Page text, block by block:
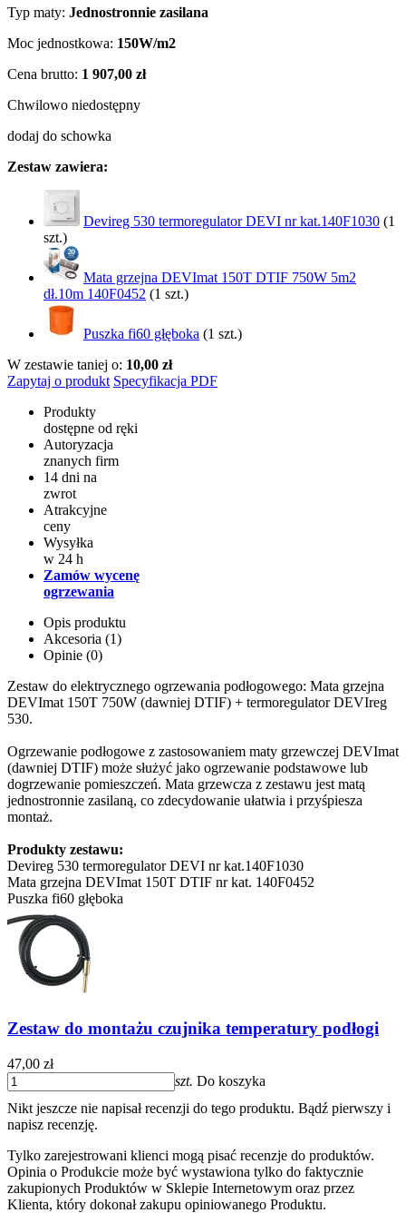
Typ maty: Jednostronnie zasilana
Moc jednostkowa: 150W/m2
Cena brutto: 1 907,00 zł
Chwilowo niedostępny
dodaj do schowka
Zestaw zawiera:
Devireg 530 termoregulator DEVI nr kat.140F1030 (1
szt.)
Mata grzejna DEVImat 150T DTIF 750W 5m2
dł.10m 140F0452 (1 szt.)
Puszka fi60 głęboka (1 szt.)
W zestawie taniej o: 10,00 zł
Zapytaj o produkt Specyfikacja PDF
Produkty
dostępne od ręki
Autoryzacja
znanych firm
14 dni na
zwrot
Atrakcyjne
ceny
Wysyłka
w 24 h
Zamów wycenę
ogrzewania
Opis produktu
Akcesoria (1)
Opinie (0)
Zestaw do elektrycznego ogrzewania podłogowego: Mata grzejna
DEVImat 150T 750W (dawniej DTIF) + termoregulator DEVIreg
530.
Ogrzewanie podłogowe z zastosowaniem maty grzewczej DEVImat
(dawniej DTIF) może służyć jako ogrzewanie podstawowe lub
dogrzewanie pomieszczeń. Mata grzewcza z zestawu jest matą
jednostronnie zasilaną, co zdecydowanie ułatwia i przyśpiesza
montaż.
Produkty zestawu:
Devireg 530 termoregulator DEVI nr kat.140F1030
Mata grzejna DEVImat 150T DTIF nr kat. 140F0452
Puszka fi60 głęboka
Zestaw do montażu czujnika temperatury podłogi
47,00 zł
szt. Do koszyka
Nikt jeszcze nie napisał recenzji do tego produktu. Bądź pierwszy i
napisz recenzję.
Tylko zarejestrowani klienci mogą pisać recenzje do produktów.
Opinia o Produkcie może być wystawiona tylko do faktycznie
zakupionych Produktów w Sklepie Internetowym oraz przez
Klienta, który dokonał zakupu opiniowanego Produktu.